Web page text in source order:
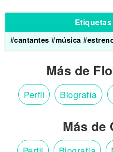
#cantantes #música #
Más de
Perfil Biografía
Más de